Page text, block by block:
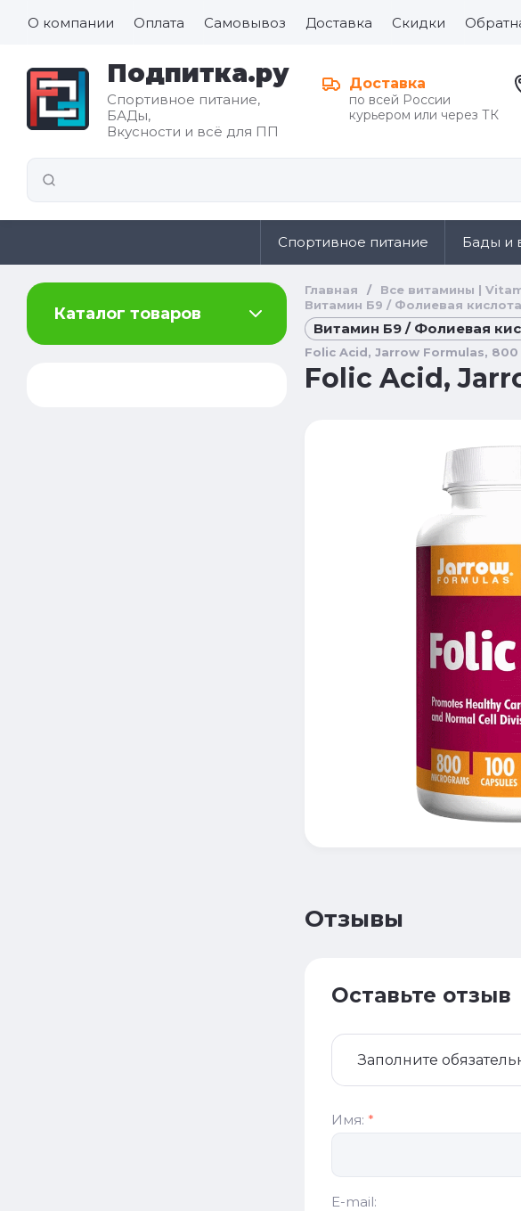
О компании Оплата Самовывоз Доставка Скидки
Подпитка.ру
Спортивное питание,
БАДы,
Вкусности и всё для ПП
Доставка
по всей России
курьером или через ТК
Спортивное питание Бады и
Каталог товаров
Главная / Все витамины |
Витамин Б9 / Фолиевая
Витамин Б9 / Фолиевая
Folic Acid, Jarrow Formulas, 800
Folic Acid,
Отзывы
Оставьте отзыв
Заполните
Имя: *
E-mail:
Все для
здорового
питания